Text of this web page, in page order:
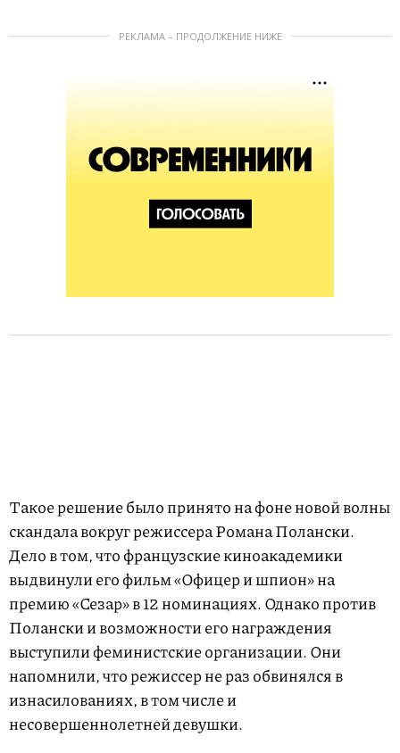
РЕКЛАМА – ПРОДОЛЖЕНИЕ НИЖЕ
Такое решение было принято на фоне новой волны
скандала вокруг режиссера Романа Полански.
Дело в том, что французские киноакадемики
выдвинули его фильм «Офицер и шпион» на
премию «Сезар» в 12 номинациях. Однако против
Полански и возможности его награждения
выступили феминистские организации. Они
напомнили, что режиссер не раз обвинялся в
изнасилованиях, в том числе и
несовершеннолетней девушки.